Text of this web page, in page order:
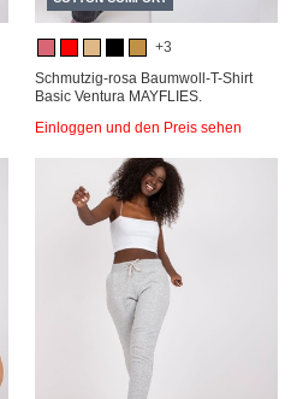
+3
Schmutzig-rosa Baumwoll-T-Shirt
Basic Ventura MAYFLIES.
Einloggen und den Preis sehen